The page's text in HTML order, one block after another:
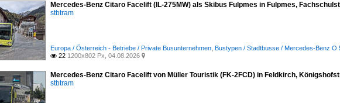
Mercedes-Benz Citaro Facelift (IL-275MW) als Skibus Fulpmes in Fulpmes,
stbtram
Europa / Österreich - Betriebe / Private Busunternehmen Bustypen / Stadtbusse / Mercedes-Benz O
 22 1200x802 Px, 04.08.2026 
Mercedes-Benz Citaro Facelift von Müller Touristik (FK-2FCD) in Feldkirch,
stbtram